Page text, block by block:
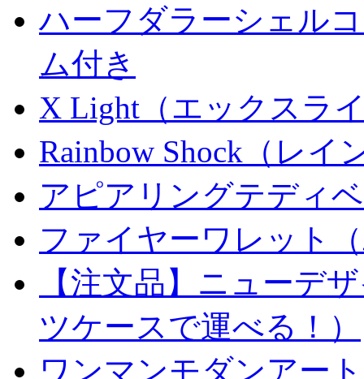
ハーフダラーシェル
ム付き
X Light（エックスラ
Rainbow Shock（レイ
アピアリングテディ
ファイヤーワレット
【注文品】ニューデ
ツケースで運べる！）
ワンマンモダンアート